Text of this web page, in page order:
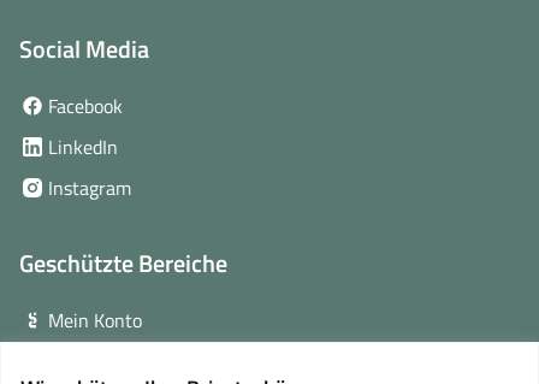
Social Media
Facebook
Fenster)
LinkedIn
neuem
Instagram(öffnet
Fenster)
Geschützte Bereiche
Mein Konto